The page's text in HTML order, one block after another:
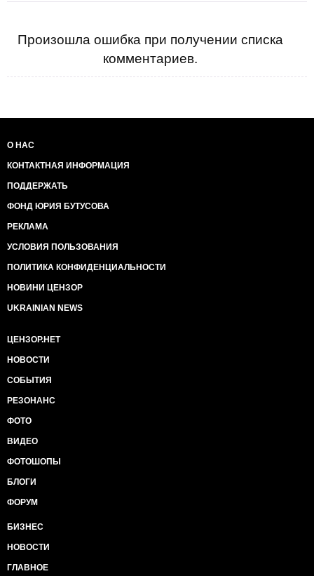
Произошла ошибка при получении списка
комментариев.
О НАС
КОНТАКТНАЯ ИНФОРМАЦИЯ
ПОДДЕРЖАТЬ
ФОНД ЮРИЯ БУТУСОВА
РЕКЛАМА
УСЛОВИЯ ПОЛЬЗОВАНИЯ
ПОЛИТИКА КОНФИДЕНЦИАЛЬНОСТИ
НОВИНИ ЦЕНЗОР
UKRAINIAN NEWS
ЦЕНЗОР.НЕТ
НОВОСТИ
СОБЫТИЯ
РЕЗОНАНС
ФОТО
ВИДЕО
ФОТОШОПЫ
БЛОГИ
ФОРУМ
БИЗНЕС
НОВОСТИ
ГЛАВНОЕ